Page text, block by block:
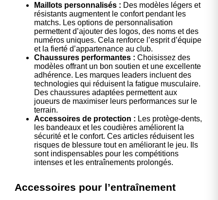
Maillots personnalisés : Des modèles légers et
résistants augmentent le confort pendant les
matchs. Les options de personnalisation
permettent d’ajouter des logos, des noms et des
numéros uniques. Cela renforce l’esprit d’équipe
et la fierté d’appartenance au club.
Chaussures performantes : Choisissez des
modèles offrant un bon soutien et une excellente
adhérence. Les marques leaders incluent des
technologies qui réduisent la fatigue musculaire.
Des chaussures adaptées permettent aux
joueurs de maximiser leurs performances sur le
terrain.
Accessoires de protection : Les protège-dents,
les bandeaux et les coudières améliorent la
sécurité et le confort. Ces articles réduisent les
risques de blessure tout en améliorant le jeu. Ils
sont indispensables pour les compétitions
intenses et les entraînements prolongés.
Accessoires pour l’entraînement